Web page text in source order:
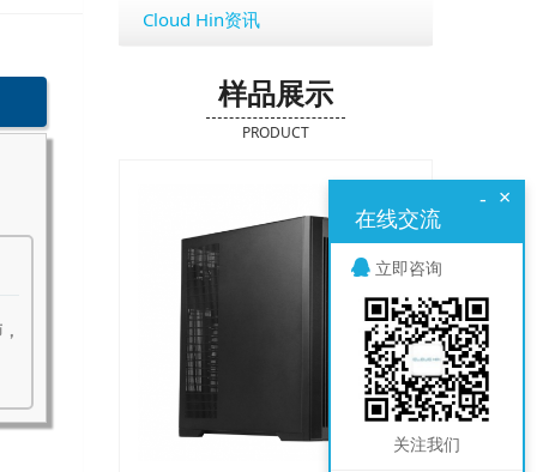
Cloud Hin资讯
样品展示
PRODUCT
×
-
在线交流
立即咨询
关注我们